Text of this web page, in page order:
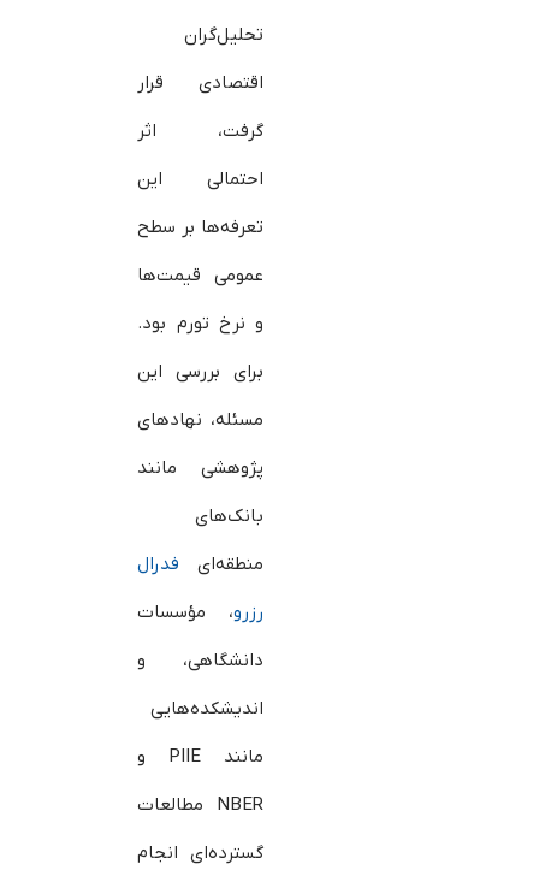
تحلیل‌گران
اقتصادی قرار
گرفت، اثر
احتمالی این
تعرفه‌ها بر سطح
عمومی قیمت‌ها
و نرخ تورم بود.
برای بررسی این
مسئله، نهادهای
پژوهشی مانند
بانک‌های
منطقه‌ای فدرال
رزرو، مؤسسات
دانشگاهی، و
اندیشکده‌هایی
مانند PIIE و
NBER مطالعات
گسترده‌ای انجام